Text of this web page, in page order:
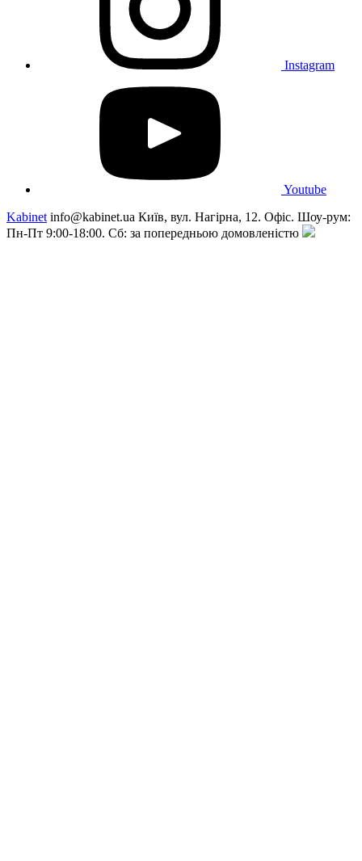
Instagram
Youtube
Kabinet info@kabinet.ua Київ, вул. Нагірна, 12. Офіс. Шоу-рум:
Пн-Пт 9:00-18:00. Сб: за попередньою домовленістю